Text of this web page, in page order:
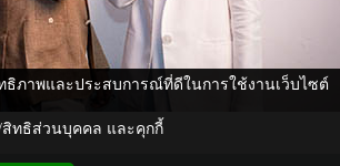
ธิภาพและประสบการณ์ที่ดีในการใช้งานเว็บไซต์
ทธิส่วนบุคคล และคุกกี้